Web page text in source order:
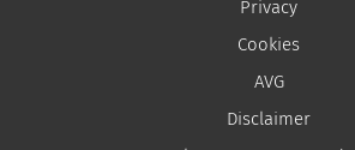
Privacy
Cookies
AVG
Disclaimer